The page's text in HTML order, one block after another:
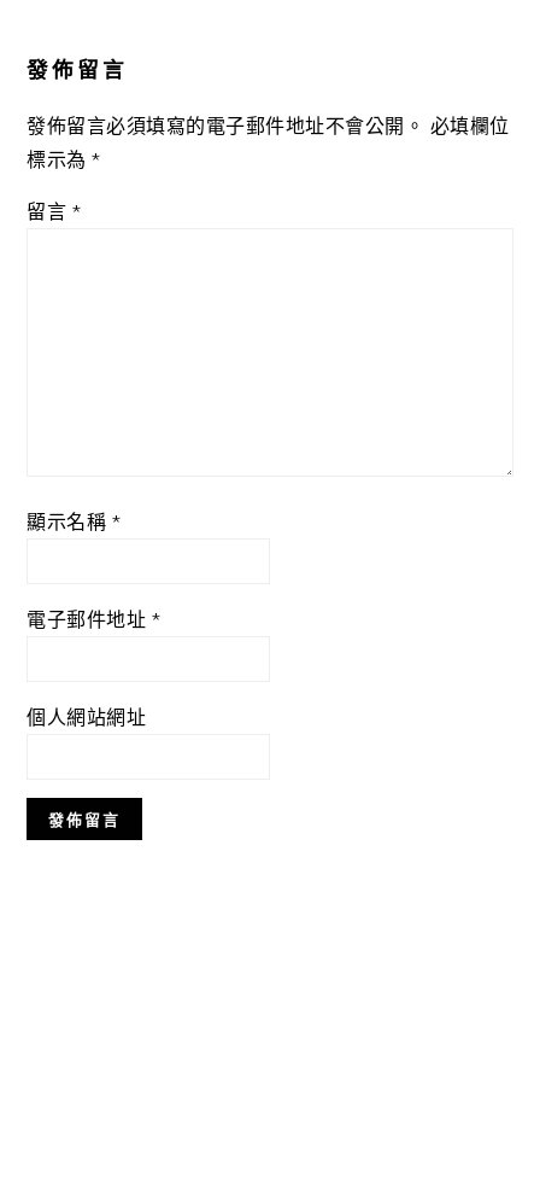
發佈留言
發佈留言必須填寫的電子郵件地址不會公開。 必填欄位
標示為*
留言 *
顯示名稱 *
電子郵件地址 *
個人網站網址